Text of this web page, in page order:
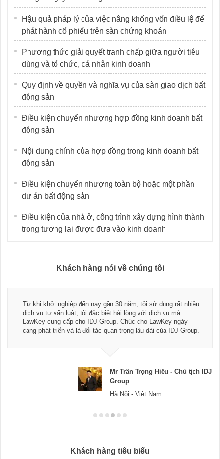
Hậu quả pháp lý của việc nâng khống vốn điều lệ để
phát hành cổ phiếu trên sàn chứng khoán
Phương thức giải quyết tranh chấp giữa người tiêu
dùng và tổ chức, cá nhân kinh doanh
Quy định về quyền và nghĩa vụ của sàn giao dịch bất
động sản
Điều kiện chuyển nhượng hợp đồng kinh doanh bất
động sản
Nội dung chính của hợp đồng trong kinh doanh bất
động sản
Điều kiện chuyển nhượng toàn bộ hoặc một phần
dự án bất động sản
Điều kiện của nhà ở, công trình xây dựng hình thành
trong tương lai được đưa vào kinh doanh
Khách hàng nói về chúng tôi
Thay mặt Công ty Dương Cafe, tôi xin chân thành cảm ơn đội
ngũ luật sư, kế toán của LawKey. Thực sự yên tâm khi sử
dụng dịch vụ tư vấn pháp luật và kế toán thuế bên các bạn.
Chúc các bạn phát triển hơn, phục vụ tốt hơn cho cộng đồng
Mr Dương - CEO Dương Cafe
Hà Nội
Khách hàng tiêu biểu